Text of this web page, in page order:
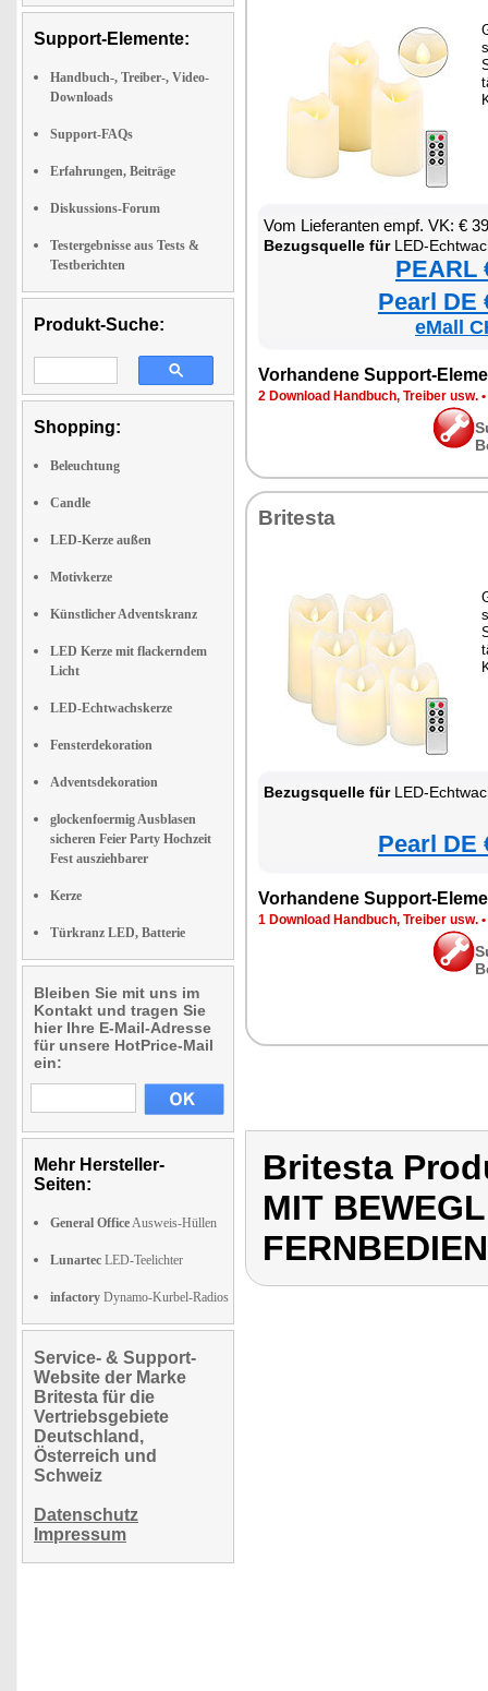
Support-Elemente:
Handbuch-, Treiber-, Video-
Downloads
Support-FAQs
Erfahrungen, Beiträge
Diskussions-Forum
Testergebnisse aus Tests &
Testberichten
Produkt-Suche:
Shopping:
Beleuchtung
Candle
LED-Kerze außen
Motivkerze
Künstlicher Adventskranz
LED Kerze mit flackerndem
Licht
LED-Echtwachskerze
Fensterdekoration
Adventsdekoration
glockenfoermig Ausblasen
sicheren Feier Party Hochzeit
Fest ausziehbarer
Kerze
Türkranz LED, Batterie
Bleiben Sie mit uns im
Kontakt und tragen Sie
hier Ihre E-Mail-Adresse
für unsere HotPrice-Mail
ein:
Mehr Hersteller-
Seiten:
General OfficeAusweis-Hüllen
Lunartec LED-Teelichter
infactory Dynamo-Kurbel-Radios
Service- & Support-
Website der Marke
Britesta für die
Vertriebsgebiete
Deutschland,
Österreich und
Schweiz
Datenschutz
Impressum
Vom Lieferanten empf. VK: €
Bezugsquelle fürLED-Echtwachskerze mit
PEARL
Pearl DE
eMall
Vorhandene Support-
2 Download Handbuch, Treiber usw. •
Britesta
Bezugsquelle fürLED-Echtwachskerze mit
Pearl DE
Vorhandene Support-
1 Download Handbuch, Treiber usw. •
Britesta
MIT